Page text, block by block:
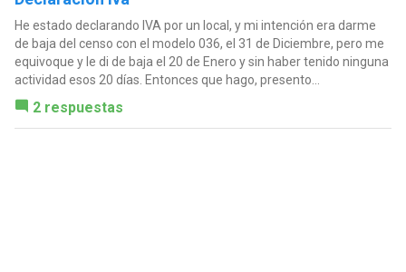
He estado declarando IVA por un local, y mi intención era darme
de baja del censo con el modelo 036, el 31 de Diciembre, pero me
equivoque y le di de baja el 20 de Enero y sin haber tenido ninguna
actividad esos 20 días. Entonces que hago, presento...
2 respuestas